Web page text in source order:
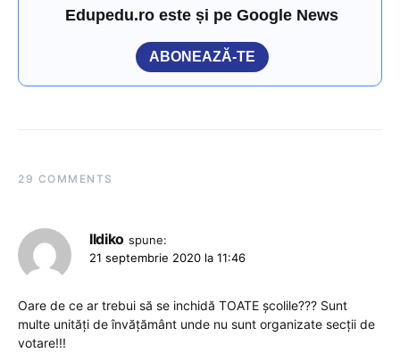
Edupedu.ro este și pe Google News
ABONEAZĂ-TE
29 COMMENTS
Ildiko spune:
21 septembrie 2020 la 11:46
Oare de ce ar trebui să se inchidă TOATE școlile??? Sunt
multe unități de învățământ unde nu sunt organizate secții de
votare!!!